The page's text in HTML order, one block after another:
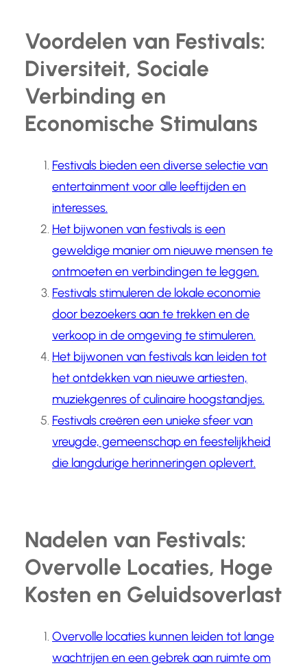
Voordelen van Festivals:
Diversiteit, Sociale
Verbinding en
Economische Stimulans
Festivals bieden een diverse selectie van
entertainment voor alle leeftijden en
interesses.
Het bijwonen van festivals is een
geweldige manier om nieuwe mensen te
ontmoeten en verbindingen te leggen.
Festivals stimuleren de lokale economie
door bezoekers aan te trekken en de
verkoop in de omgeving te stimuleren.
Het bijwonen van festivals kan leiden tot
het ontdekken van nieuwe artiesten,
muziekgenres of culinaire hoogstandjes.
Festivals creëren een unieke sfeer van
vreugde, gemeenschap en feestelijkheid
die langdurige herinneringen oplevert.
Nadelen van Festivals:
Overvolle Locaties, Hoge
Kosten en Geluidsoverlast
Overvolle locaties kunnen leiden tot lange
wachtrijen en een gebrek aan ruimte om